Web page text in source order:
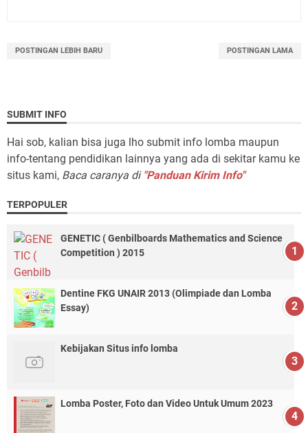
POSTINGAN LEBIH BARU POSTINGAN LAMA
SUBMIT INFO
Hai sob, kalian bisa juga lho submit info lomba maupun
info-tentang pendidikan lainnya yang ada di sekitar kamu ke
situs kami, Baca caranya di "Panduan Kirim Info"
TERPOPULER
GENETIC ( Genbilboards Mathematics and Science
Competition ) 2015
Dentine FKG UNAIR 2013 (Olimpiade dan Lomba
Essay)
Kebijakan Situs info lomba
Lomba Poster, Foto dan Video Untuk Umum 2023